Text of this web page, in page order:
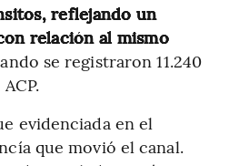
reflejando un
relación al mismo
se registraron 11.240
evidenciada en el
que movió el canal.